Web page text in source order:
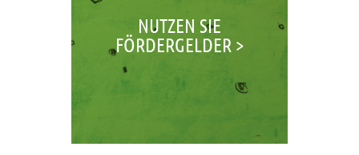
NUTZEN SIE
FÖRDERGELDER >